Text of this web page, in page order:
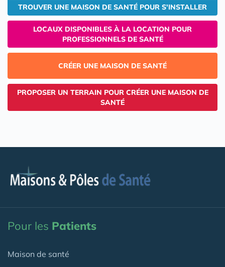
TROUVER UNE MAISON DE SANTÉ POUR S'INSTALLER
LOCAUX DISPONIBLES À LA LOCATION POUR
PROFESSIONNELS DE SANTÉ
CRÉER UNE MAISON DE SANTÉ
PROPOSER UN TERRAIN POUR CRÉER UNE MAISON DE
SANTÉ
Pour les Patients
Maison de santé